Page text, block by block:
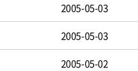
2005-05-03
2005-05-03
2005-05-02